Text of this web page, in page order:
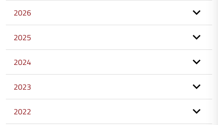
2026
2025
2024
2023
2022